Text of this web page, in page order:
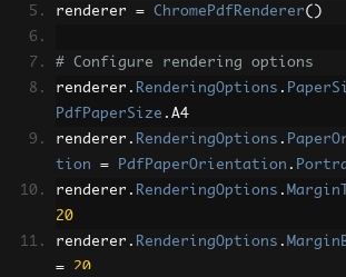
renderer = ChromePdfRenderer()
# Configure rendering options
renderer . RenderingOptions .
PdfPaperSize . A4
renderer . RenderingOptions .
tion
= PdfPaperOrientation .
renderer . RenderingOptions .
20
renderer . RenderingOptions .
=
20